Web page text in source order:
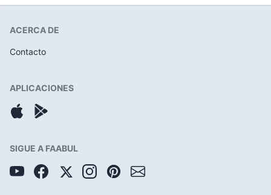
ACERCA DE
Contacto
APLICACIONES
SIGUE A FAABUL